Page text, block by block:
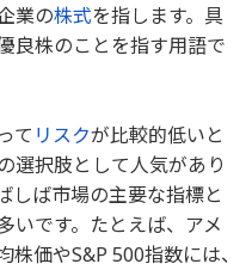
業の株式を指します。具
良株のことを指す用語で
て リスクが比較的低いと
選択肢として人気があり
しば市場の主要な指標と
いです。たとえば、アメ
価やS&P 500指数には、